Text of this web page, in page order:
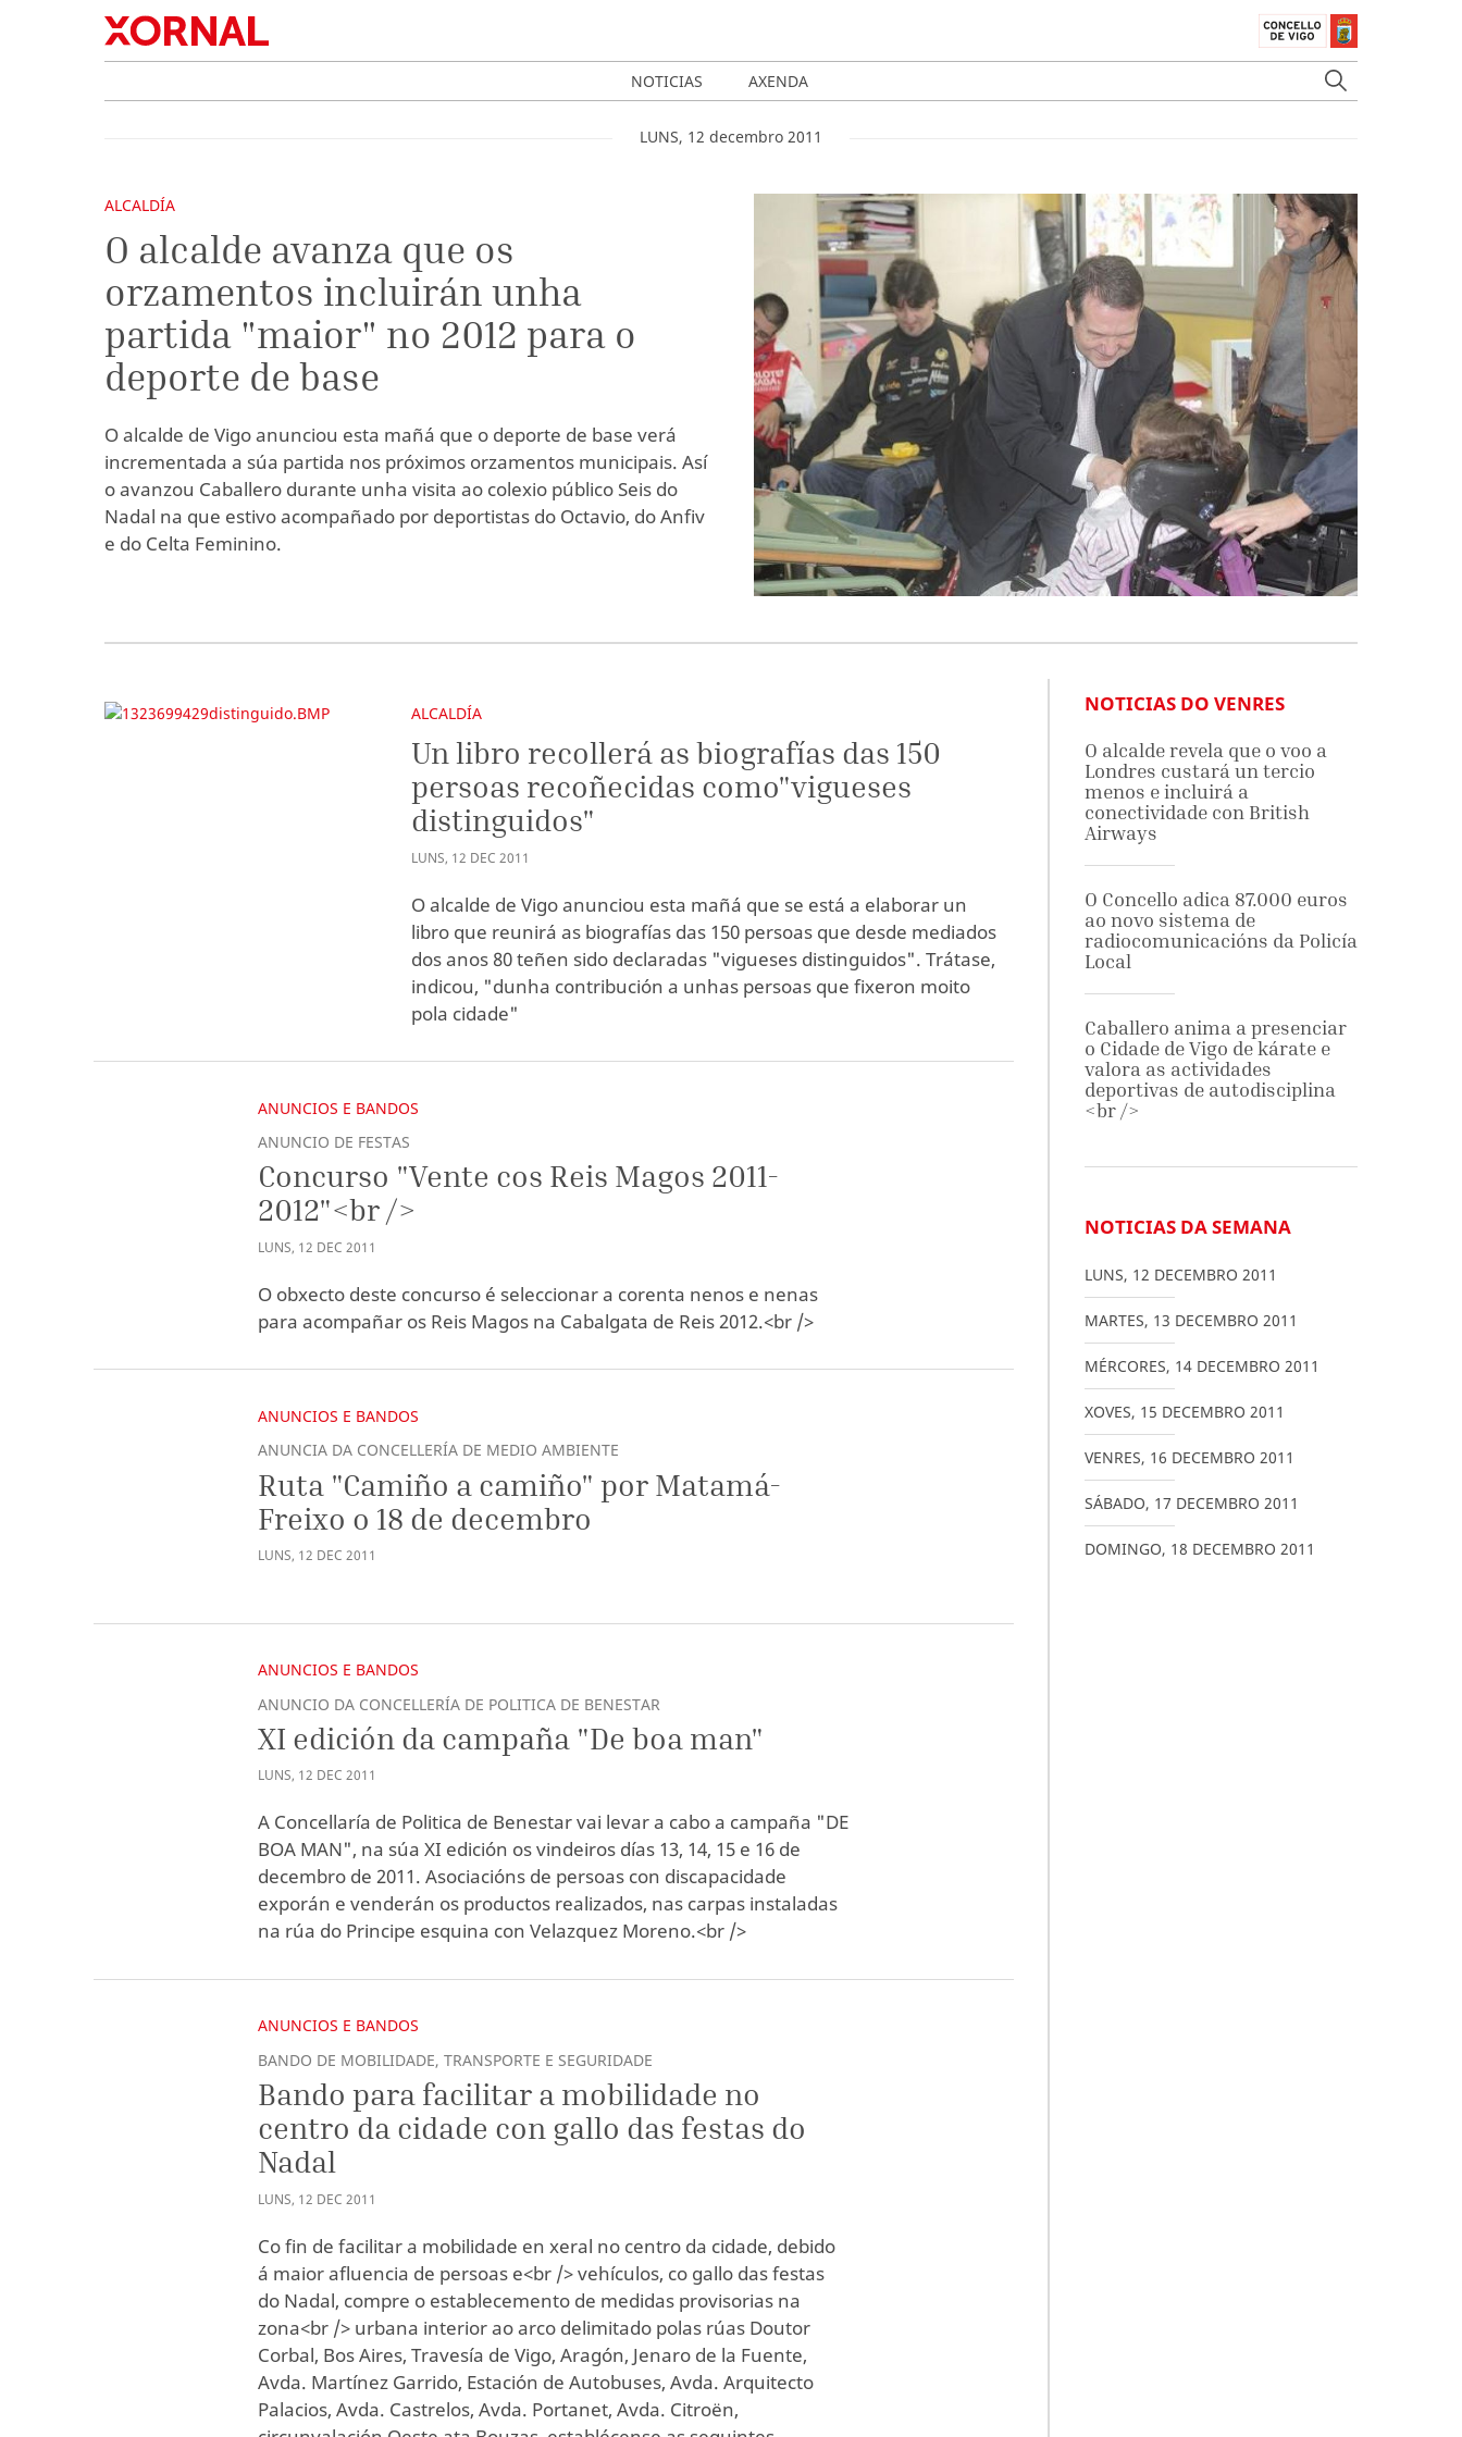
NOTICIAS AXENDA
LUNS, 12 decembro 2011
ALCALDÍA
O alcalde avanza que os
orzamentos incluirán unha
partida "maior" no 2012 para o
deporte de base
O alcalde de Vigo anunciou esta mañá que o deporte de base verá
incrementada a súa partida nos próximos orzamentos municipais. Así
o avanzou Caballero durante unha visita ao colexio público Seis do
Nadal na que estivo acompañado por deportistas do Octavio, do Anfiv
e do Celta Feminino.
ALCALDÍA
Un libro recollerá as biografías das 150
persoas recoñecidas como"vigueses
distinguidos"
LUNS, 12 DEC 2011
O alcalde de Vigo anunciou esta mañá que se está a elaborar un
libro que reunirá as biografías das 150 persoas que desde mediados
dos anos 80 teñen sido declaradas "vigueses distinguidos". Trátase,
indicou, "dunha contribución a unhas persoas que fixeron moito
pola cidade"
ANUNCIOS E BANDOS
ANUNCIO DE FESTAS
Concurso "Vente cos Reis Magos 2011-
2012"<br />
LUNS, 12 DEC 2011
O obxecto deste concurso é seleccionar a corenta nenos e nenas
para acompañar os Reis Magos na Cabalgata de Reis 2012.<br />
ANUNCIOS E BANDOS
ANUNCIA DA CONCELLERÍA DE MEDIO AMBIENTE
Ruta "Camiño a camiño" por Matamá-
Freixo o 18 de decembro
LUNS, 12 DEC 2011
ANUNCIOS E BANDOS
ANUNCIO DA CONCELLERÍA DE POLITICA DE BENESTAR
XI edición da campaña "De boa man"
LUNS, 12 DEC 2011
A Concellaría de Politica de Benestar vai levar a cabo a campaña "DE
BOA MAN", na súa XI edición os vindeiros días 13, 14, 15 e 16 de
decembro de 2011. Asociacións de persoas con discapacidade
exporán e venderán os productos realizados, nas carpas instaladas
na rúa do Principe esquina con Velazquez Moreno.<br />
ANUNCIOS E BANDOS
BANDO DE MOBILIDADE, TRANSPORTE E SEGURIDADE
Bando para facilitar a mobilidade no
centro da cidade con gallo das festas do
Nadal
LUNS, 12 DEC 2011
Co fin de facilitar a mobilidade en xeral no centro da cidade, debido
á maior afluencia de persoas e<br /> vehículos, co gallo das festas
do Nadal, compre o establecemento de medidas provisorias na
zona<br /> urbana interior ao arco delimitado polas rúas Doutor
Corbal, Bos Aires, Travesía de Vigo, Aragón, Jenaro de la Fuente,
Avda. Martínez Garrido, Estación de Autobuses, Avda. Arquitecto
Palacios, Avda. Castrelos, Avda. Portanet, Avda. Citroën,
NOTICIAS DO VENRES
O alcalde revela que o voo a
Londres custará un tercio
menos e incluirá a
conectividade con British
Airways
O Concello adica 87.000 euros
ao novo sistema de
radiocomunicacións da Policía
Local
Caballero anima a presenciar
o Cidade de Vigo de kárate e
valora as actividades
deportivas de autodisciplina
<br />
NOTICIAS DA SEMANA
LUNS, 12 DECEMBRO 2011
MARTES, 13 DECEMBRO 2011
MÉRCORES, 14 DECEMBRO 2011
XOVES, 15 DECEMBRO 2011
VENRES, 16 DECEMBRO 2011
SÁBADO, 17 DECEMBRO 2011
DOMINGO, 18 DECEMBRO 2011